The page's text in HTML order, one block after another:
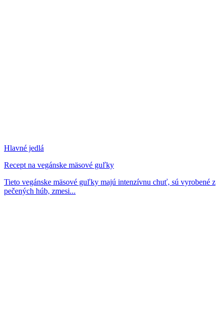
Hlavné jedlá
Recept na vegánske mäsové guľky
Tieto vegánske mäsové guľky majú intenzívnu chuť, sú vyrobené z
pečených húb, zmesi...